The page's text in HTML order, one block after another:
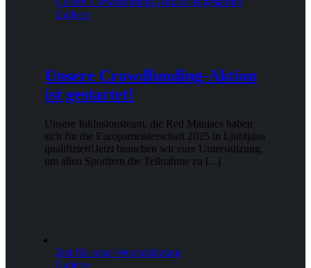
Gallerie
Unsere Crowdfunding-Aktion
ist gestartet!
Unsere Inklusionsteam, die Red Maniacs haben
sich für die Europameisterschaft 2025 in Ljubljana
qualifiziert!Jetzt brauchen wir eure Unterstützung,
um allen Sportlern die Teilnahme zu [...]
Zeit für echte Wertschätzung
Gallerie